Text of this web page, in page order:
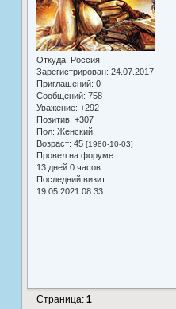
Откуда: Россия
Зарегистрирован: 24.07.2017
Приглашений: 0
Сообщений: 758
Уважение: +292
Позитив: +307
Пол: Женский
Возраст: 45 [1980-10-03]
Провел на форуме:
13 дней 0 часов
Последний визит:
19.05.2021 08:33
Страница: 1